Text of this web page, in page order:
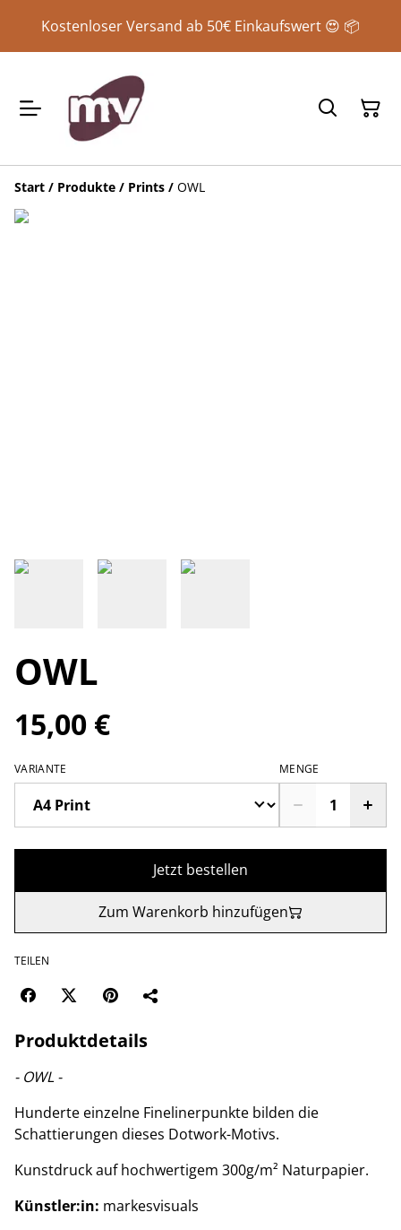
Kostenloser Versand ab 50€ Einkaufswert 😍 📦
Start / Produkte / Prints / OWL
OWL
15,00 €
VARIANTE MENGE
Jetzt bestellen
Zum Warenkorb hinzufügen
TEILEN
Produktdetails
- OWL -
Hunderte einzelne Finelinerpunkte bilden die
Schattierungen dieses Dotwork-Motivs.
Kunstdruck auf hochwertigem 300g/m² Naturpapier.
Künstler:in: markesvisuals